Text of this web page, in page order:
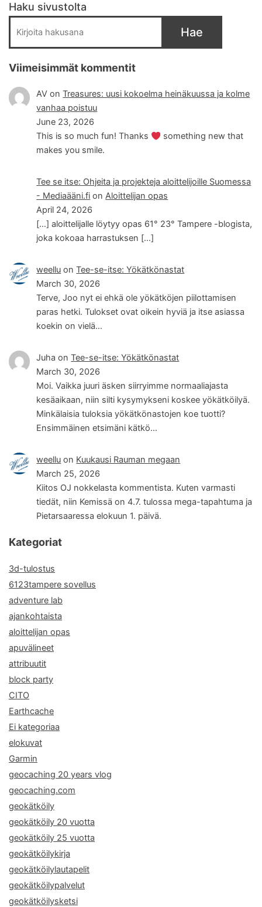
Haku sivustolta
Hae
Viimeisimmät kommentit
AV onTreasures: uusi kokoelma heinäkuussa ja kolme
vanhaa poistuu
June 23, 2026
This is so much fun! Thanks
something new that
makes you smile.
Tee se itse: Ohjeita ja projekteja aloittelijoille Suomessa
- Mediaääni.fi onAloittelijan opas
April 24, 2026
[…] aloittelijalle löytyy opas 61° 23° Tampere -blogista,
joka kokoaa harrastuksen […]
weellu onTee-se-itse: Yökätkönastat
March 30, 2026
Terve, Joo nyt ei ehkä ole yökätköjen piilottamisen
paras hetki. Tulokset ovat oikein hyviä ja itse asiassa
koekin on vielä…
Juha onTee-se-itse: Yökätkönastat
March 30, 2026
Moi. Vaikka juuri äsken siirryimme normaaliajasta
kesäaikaan, niin silti kysymykseni koskee yökätköilyä.
Minkälaisia tuloksia yökätkönastojen koe tuotti?
Ensimmäinen etsimäni kätkö…
weellu on Kuukausi Rauman megaan
March 25, 2026
Kiitos OJ nokkelasta kommentista. Kuten varmasti
tiedät, niin Kemissä on 4.7. tulossa mega-tapahtuma ja
Pietarsaaressa elokuun 1. päivä.
Kategoriat
3d-tulostus
6123tampere sovellus
adventure lab
ajankohtaista
aloittelijan opas
apuvälineet
attribuutit
block party
CITO
Earthcache
Ei kategoriaa
elokuvat
Garmin
geocaching 20 years vlog
geocaching.com
geokätköily
geokätköily 20 vuotta
geokätköily 25 vuotta
geokätköilykirja
geokätköilylautapelit
geokätköilypalvelut
geokätköilysketsi